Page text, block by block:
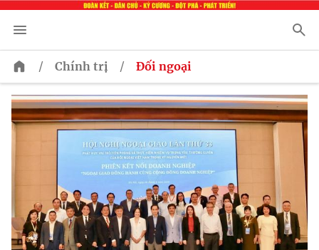
/ Chính trị / Đối ngoại